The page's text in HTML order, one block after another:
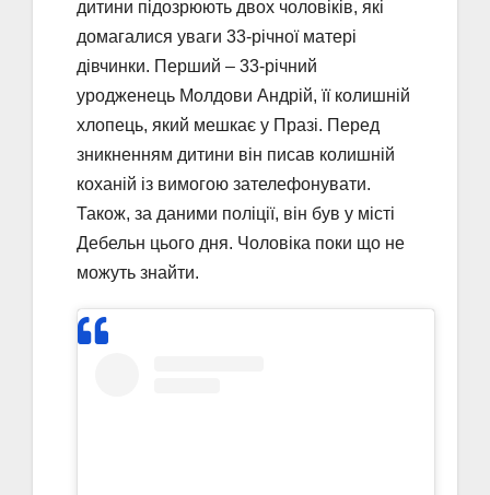
дитини підозрюють двох чоловіків, які
домагалися уваги 33-річної матері
дівчинки. Перший – 33-річний
уродженець Молдови Андрій, її колишній
хлопець, який мешкає у Празі. Перед
зникненням дитини він писав колишній
коханій із вимогою зателефонувати.
Також, за даними поліції, він був у місті
Дебельн цього дня. Чоловіка поки що не
можуть знайти.